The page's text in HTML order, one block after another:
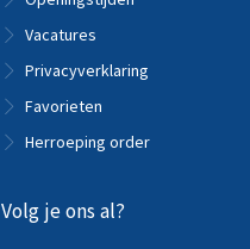
Vacatures
Privacyverklaring
Favorieten
Herroeping order
Volg je ons al?